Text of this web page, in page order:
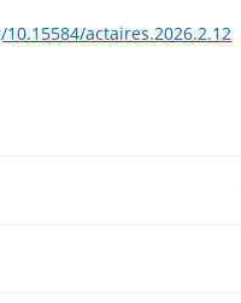
actaires.2026.2.12